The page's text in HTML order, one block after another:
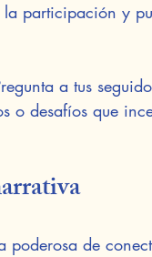
participación y
a tus
o desafíos que
poderosa de